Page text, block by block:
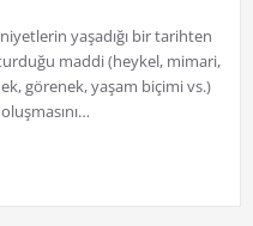
yaşadığı bir tarihten
maddi (heykel, mimari,
görenek, yaşam biçimi vs.)